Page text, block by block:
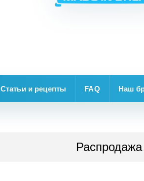
Статьи и рецепты FAQ Наш
Распродажа